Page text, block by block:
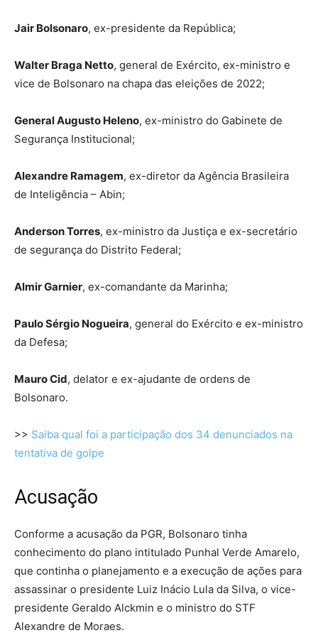
Jair Bolsonaro, ex-presidente da República;
Walter Braga Netto, general de Exército, ex-ministro e
vice de Bolsonaro na chapa das eleições de 2022;
General Augusto Heleno, ex-ministro do Gabinete de
Segurança Institucional;
Alexandre Ramagem, ex-diretor da Agência Brasileira
de Inteligência – Abin;
Anderson Torres, ex-ministro da Justiça e ex-secretário
de segurança do Distrito Federal;
Almir Garnier, ex-comandante da Marinha;
Paulo Sérgio Nogueira, general do Exército e ex-ministro
da Defesa;
Mauro Cid, delator e ex-ajudante de ordens de
Bolsonaro.
>> Saiba qual foi a participação dos 34 denunciados na
tentativa de golpe
Acusação
Conforme a acusação da PGR, Bolsonaro tinha
conhecimento do plano intitulado Punhal Verde Amarelo,
que continha o planejamento e a execução de ações para
assassinar o presidente Luiz Inácio Lula da Silva, o vice-
presidente Geraldo Alckmin e o ministro do STF
Alexandre de Moraes.